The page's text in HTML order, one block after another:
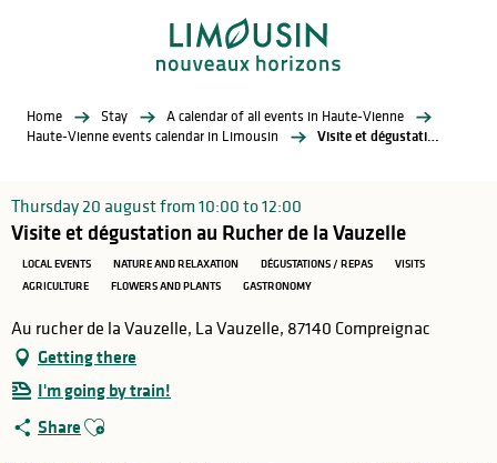
Home Stay
A calendar of all events in Haute-Vienne
Haute-Vienne events calendar in Limousin
Visite et dégustation au Rucher de la Vauzelle
Thursday 20 august from 10:00 to 12:00
Visite et dégustation au Rucher de la Vauzelle
LOCAL EVENTS NATURE AND RELAXATION DÉGUSTATIONS / REPAS
VISITS
AGRICULTURE
FLOWERS AND PLANTS GASTRONOMY
Au rucher de la Vauzelle, La Vauzelle, 87140 Compreignac
Getting there
I'm going by train!
Share Ajouter aux favoris